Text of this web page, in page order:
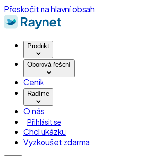
Přeskočit na hlavní obsah
Produkt
Oborová řešení
Ceník
Radíme
O nás
Přihlásit se
Chci ukázku
Vyzkoušet zdarma